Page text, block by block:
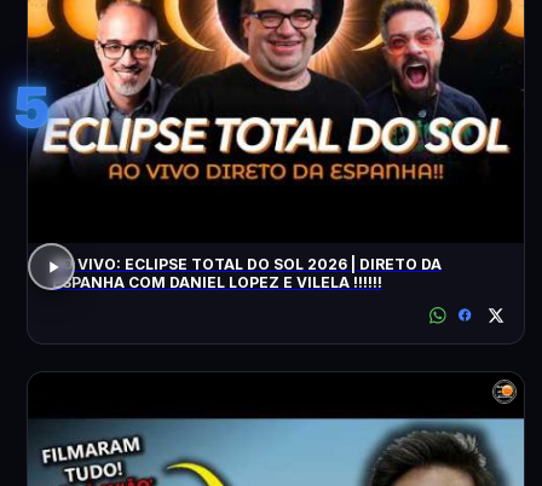
5
AO VIVO: ECLIPSE TOTAL DO SOL 2026 | DIRETO DA
ESPANHA COM DANIEL LOPEZ E VILELA !!!!!!